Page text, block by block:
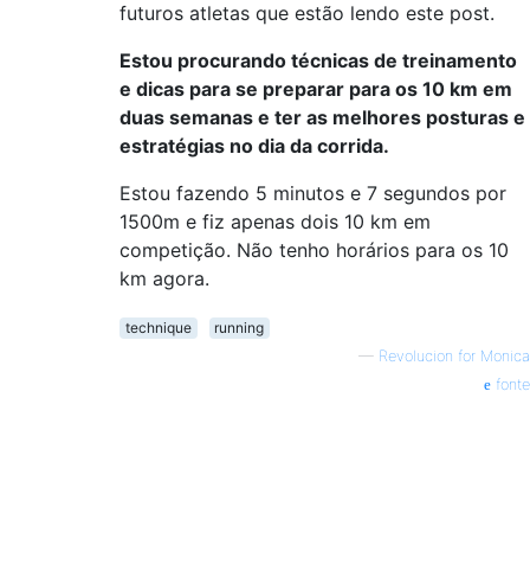
futuros atletas que estão lendo este post.
Estou procurando técnicas de treinamento
e dicas para se preparar para os 10 km em
duas semanas e ter as melhores posturas e
estratégias no dia da corrida.
Estou fazendo 5 minutos e 7 segundos por
1500m e fiz apenas dois 10 km em
competição. Não tenho horários para os 10
km agora.
technique
running
— Revolucion for Monica
fonte